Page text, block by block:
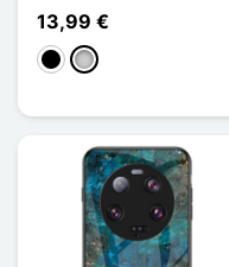
13,99 €
SchwarzTransparent